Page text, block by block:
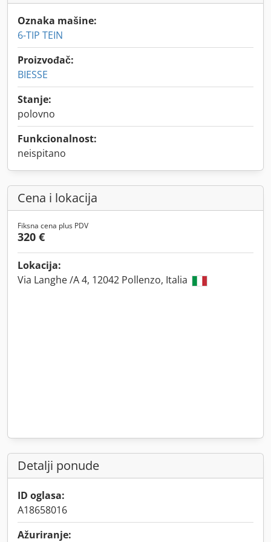
Oznaka mašine:
6-TIP TEIN
Proizvođač:
BIESSE
Stanje:
polovno
Funkcionalnost:
neispitano
Cena i lokacija
Fiksna cena plus PDV
320 €
Lokacija:
Via Langhe /A 4, 12042 Pollenzo, Italia
Detalji ponude
ID oglasa:
A18658016
Ažuriranje: